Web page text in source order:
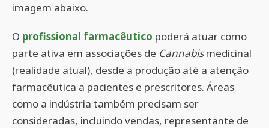
imagem abaixo.
O profissional farmacêutico poderá atuar como
parte ativa em associações de Cannabismedicinal
(realidade atual), desde a produção até a atenção
farmacêutica a pacientes e prescritores. Áreas
como a indústria também precisam ser
consideradas, incluindo vendas, representante de